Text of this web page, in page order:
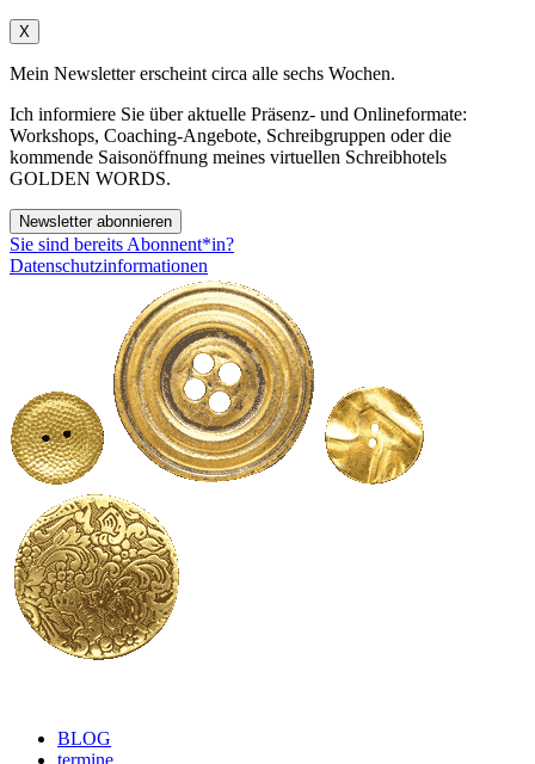
X
Mein Newsletter erscheint circa alle sechs Wochen.
Ich informiere Sie über aktuelle Präsenz- und Onlineformate:
Workshops, Coaching-Angebote, Schreibgruppen oder die
kommende Saisonöffnung meines virtuellen Schreibhotels
GOLDEN WORDS.
Newsletter abonnieren
Sie sind bereits Abonnent*in?
Datenschutzinformationen
BLOG
termine